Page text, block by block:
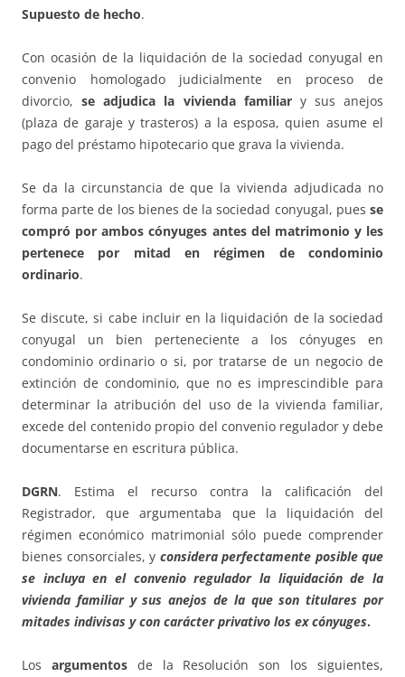
Supuesto de hecho.
Con ocasión de la liquidación de la sociedad conyugal en
convenio homologado judicialmente en proceso de
divorcio,se adjudica la vivienda familiary sus anejos
(plaza de garaje y trasteros) a la esposa, quien asume el
pago del préstamo hipotecario que grava la vivienda.
Se da la circunstancia de que la vivienda adjudicada no
forma parte de los bienes de la sociedad conyugal, pues se
compró por ambos cónyuges antes del matrimonio y les
pertenece por mitad en régimen de condominio
ordinario.
Se discute, si cabe incluir en la liquidación de la sociedad
conyugal un bien perteneciente a los cónyuges en
condominio ordinario o si, por tratarse de un negocio de
extinción de condominio, que no es imprescindible para
determinar la atribución del uso de la vivienda familiar,
excede del contenido propio del convenio regulador y debe
documentarse en escritura pública.
DGRN. Estima el recurso contra la calificación del
Registrador, que argumentaba que la liquidación del
régimen económico matrimonial sólo puede comprender
bienes consorciales, y considera perfectamente posible que
se incluya en el convenio regulador la liquidación de la
vivienda familiar y sus anejos de la que son titulares por
mitades indivisas y con carácter privativo los ex cónyuges.
Los argumentosde la Resolución son los siguientes,